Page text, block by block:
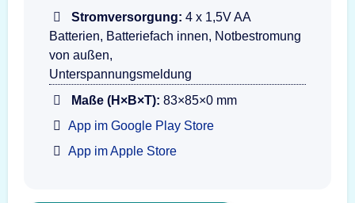
Stromversorgung: 4 x 1,5V AA
Batterien, Batteriefach innen, Notbestromung
von außen,
Unterspannungsmeldung
Maße (H×B×T): 83×85×0 mm
App im Google Play Store
App im Apple Store